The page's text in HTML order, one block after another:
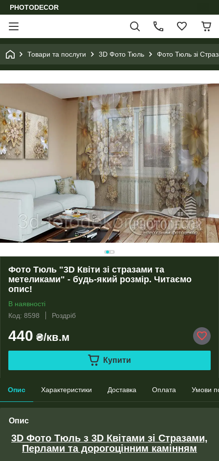
PHOTODECOR
Товари та послуги 3D Фото Тюль Фото Тюль зі
Фото Тюль "3D Квіти зі стразами та
метеликами" - будь-який розмір. Читаємо
опис!
В наявності
Код: 8598
Роздріб
440 ₴/кв.м
Купити
Опис Характеристики Доставка Оплата Умови
Опис
3D Фото Тюль з 3D Квітами зі Стразами,
Перлами та дорогоцінним камінням